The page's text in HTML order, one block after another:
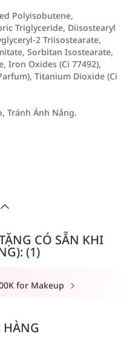
Polyisobutene,
Triglyceride, Diisostearyl
2 Triisostearate,
Sorbitan Isostearate,
Iron Oxides (Ci 77492),
Titanium Dioxide (Ci
Tránh Ánh Nắng.
CÓ SẴN KHI
(1)
for Makeup